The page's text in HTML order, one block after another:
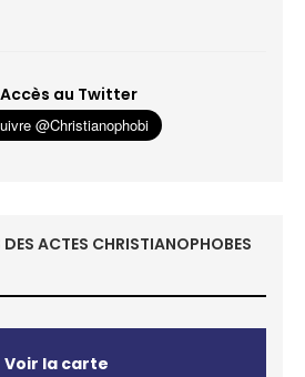
Accès au Twitter
ACTES CHRISTIANOPHOBES
Voir la carte